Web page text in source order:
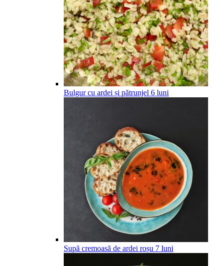
Bulgur cu ardei și pătrunjel 6 luni
Supă cremoasă de ardei roșu 7 luni